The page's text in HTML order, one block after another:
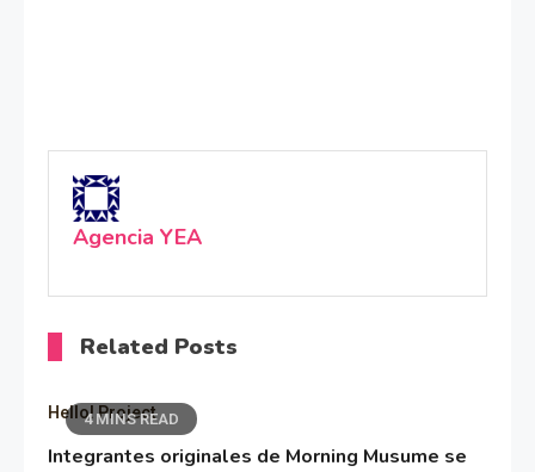
Agencia YEA
Related Posts
4 MINS READ
Hello! Project
Integrantes originales de Morning Musume se